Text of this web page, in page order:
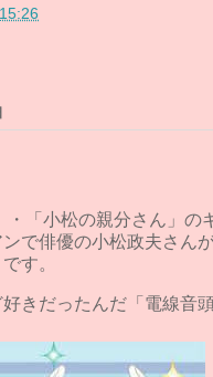
15:26
・「小松の親分さん」の
で俳優の小松政夫さん
す。
きだったんだ「電線音頭